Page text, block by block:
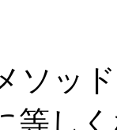
ソッ
等し